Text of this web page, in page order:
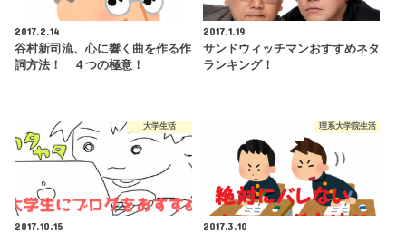
2017.2.14
谷村新司流、心に響く曲を作る作
詞方法！ ４つの極意！
2017.1.19
サンドウィッチマンおすすめネタ
ランキング！
大学生活
2017.10.15
理系大学院生活
2017.3.10